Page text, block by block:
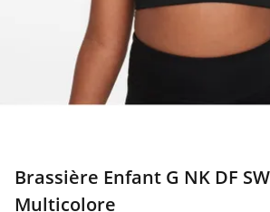
Brassière Enfant G NK DF
Multicolore